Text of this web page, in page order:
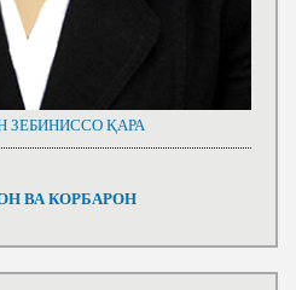
ЗЕБИНИССО ҚАРА
ВА КОРБАРОН